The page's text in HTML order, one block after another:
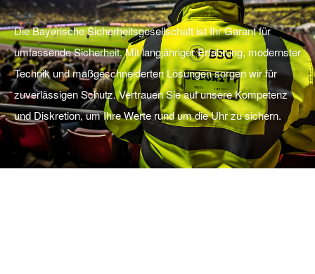
Die Bayerische Sicherheitsgesellschaft ist Ihr Garant für
umfassende Sicherheit. Mit langjähriger Erfahrung, modernster
Technik und maßgeschneiderten Lösungen sorgen wir für
zuverlässigen Schutz. Vertrauen Sie auf unsere Kompetenz
und Diskretion, um Ihre Werte rund um die Uhr zu sichern.